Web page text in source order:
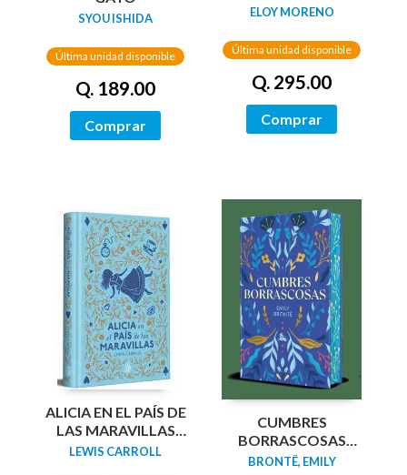
SYOU ISHIDA
Última unidad disponible
Q. 189.00
Comprar
GUARDAS DRAGÓN)
ELOY MORENO
Última unidad disponible
Q. 295.00
Comprar
ALICIA EN EL PAÍS DE
LAS MARAVILLAS
(EDICIÓN LIMITADA
LEWIS CARROLL
CUMBRES
BORRASCOSAS
(EDICION LIMITADA
BRONTË, EMILY